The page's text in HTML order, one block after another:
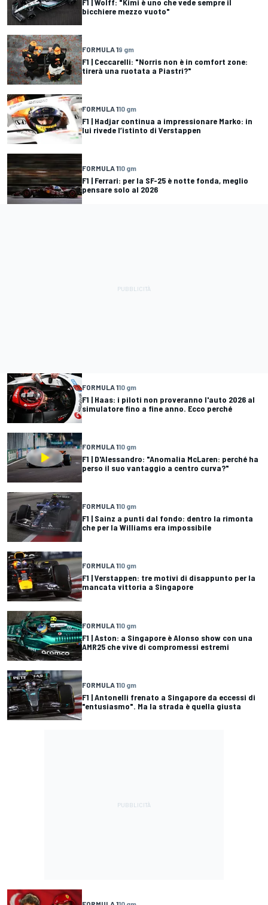
bicchiere mezzo vuoto"
FORMULA 19 gm
F1 | Ceccarelli: "Norris non è in comfort zone:
tirerà una ruotata a Piastri?"
FORMULA 110 gm
F1 | Hadjar continua a impressionare Marko: in
lui rivede l’istinto di Verstappen
FORMULA 110 gm
F1 | Ferrari: per la SF-25 è notte fonda, meglio
pensare solo al 2026
FORMULA 110 gm
F1 | Haas: i piloti non proveranno l'auto 2026 al
simulatore fino a fine anno. Ecco perché
FORMULA 110 gm
F1 | D'Alessandro: "Anomalia McLaren: perché ha
perso il suo vantaggio a centro curva?"
FORMULA 110 gm
F1 | Sainz a punti dal fondo: dentro la rimonta
che per la Williams era impossibile
FORMULA 110 gm
F1 | Verstappen: tre motivi di disappunto per la
mancata vittoria a Singapore
FORMULA 110 gm
F1 | Aston: a Singapore è Alonso show con una
AMR25 che vive di compromessi estremi
FORMULA 110 gm
F1 | Antonelli frenato a Singapore da eccessi di
"entusiasmo". Ma la strada è quella giusta